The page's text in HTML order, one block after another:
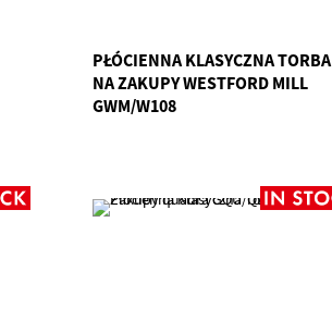
PŁÓCIENNA KLASYCZNA TORBA
NA ZAKUPY WESTFORD MILL
GWM/W108